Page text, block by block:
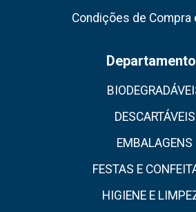
Condições de Compra
DESCARTÁVEIS
EMBALAGENS
FESTAS E
HIGIENE E